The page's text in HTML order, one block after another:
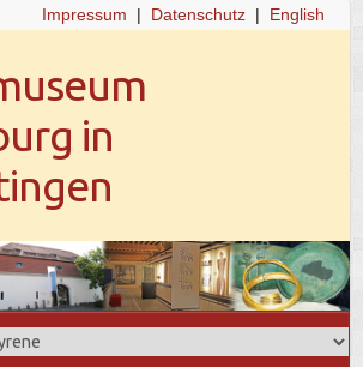
Impressum | Datenschutz| English
in